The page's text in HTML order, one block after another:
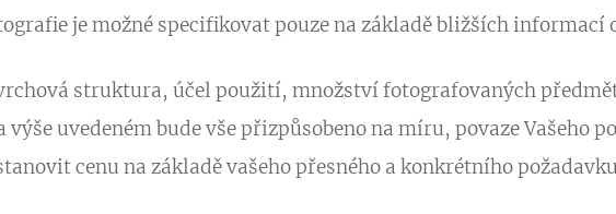
je možné specifikovat pouze na základě bližších informací
struktura, účel použití, množství fotografovaných
výše uvedeném bude vše přizpůsobeno na míru, povaze Vašeho
cenu na základě vašeho přesného a konkrétního